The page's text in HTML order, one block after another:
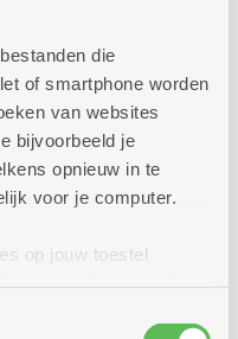
die
of smartphone worden
van websites
bijvoorbeeld je
opnieuw in te
voor je computer.
op jouw toestel
andere
je graag bij jouw